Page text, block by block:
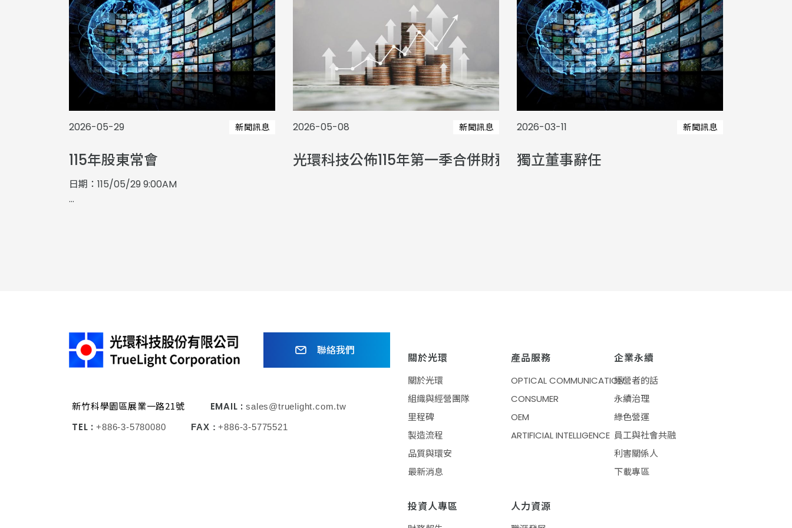
2026-05-29 新聞訊息
115年股東常會
日期：115/05/29 9:00AM
...
2026-05-08 新聞訊息
光環科技公佈115年第一季合併財務報表
2026-03-11 新聞訊息
獨立董事辭任
聯絡我們
新竹科學園區展業一路21號 EMAIL : sales@truelight.com.tw
TEL : +886-3-5780080 FAX : +886-3-5775521
關於光環
關於光環
組織與經營團隊
里程碑
製造流程
品質與環安
最新消息
產品服務
OPTICAL COMMUNICATION
CONSUMER
OEM
ARTIFICIAL INTELLIGENCE
企業永續
經營者的話
永續治理
綠色營運
員工與社會共融
利害關係人
下載專區
投資人專區 人力資源